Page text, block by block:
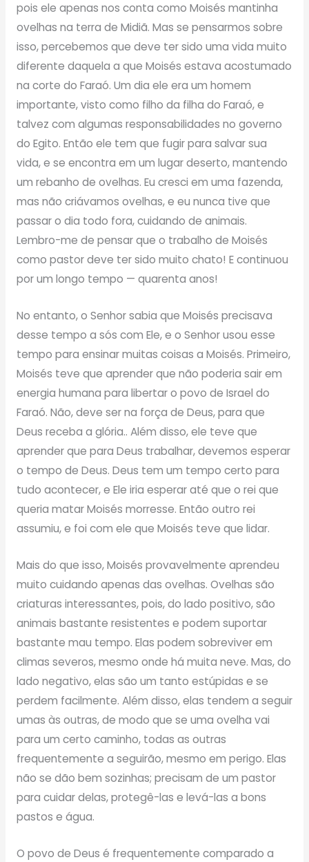
pois ele apenas nos conta como Moisés mantinha
ovelhas na terra de Midiã. Mas se pensarmos sobre
isso, percebemos que deve ter sido uma vida muito
diferente daquela a que Moisés estava acostumado
na corte do Faraó. Um dia ele era um homem
importante, visto como filho da filha do Faraó, e
talvez com algumas responsabilidades no governo
do Egito. Então ele tem que fugir para salvar sua
vida, e se encontra em um lugar deserto, mantendo
um rebanho de ovelhas. Eu cresci em uma fazenda,
mas não criávamos ovelhas, e eu nunca tive que
passar o dia todo fora, cuidando de animais.
Lembro-me de pensar que o trabalho de Moisés
como pastor deve ter sido muito chato! E continuou
por um longo tempo — quarenta anos!
No entanto, o Senhor sabia que Moisés precisava
desse tempo a sós com Ele, e o Senhor usou esse
tempo para ensinar muitas coisas a Moisés. Primeiro,
Moisés teve que aprender que não poderia sair em
energia humana para libertar o povo de Israel do
Faraó. Não, deve ser na força de Deus, para que
Deus receba a glória.. Além disso, ele teve que
aprender que para Deus trabalhar, devemos esperar
o tempo de Deus. Deus tem um tempo certo para
tudo acontecer, e Ele iria esperar até que o rei que
queria matar Moisés morresse. Então outro rei
assumiu, e foi com ele que Moisés teve que lidar.
Mais do que isso, Moisés provavelmente aprendeu
muito cuidando apenas das ovelhas. Ovelhas são
criaturas interessantes, pois, do lado positivo, são
animais bastante resistentes e podem suportar
bastante mau tempo. Elas podem sobreviver em
climas severos, mesmo onde há muita neve. Mas, do
lado negativo, elas são um tanto estúpidas e se
perdem facilmente. Além disso, elas tendem a seguir
umas às outras, de modo que se uma ovelha vai
para um certo caminho, todas as outras
frequentemente a seguirão, mesmo em perigo. Elas
não se dão bem sozinhas; precisam de um pastor
para cuidar delas, protegê-las e levá-las a bons
pastos e água.
O povo de Deus é frequentemente comparado a